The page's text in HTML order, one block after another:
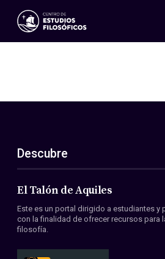
Eventos
ES
EN
Acerca de nosotros
Miembros
Convenios
Descubre
El Talón de Aquiles
Este es un portal dirigido a estudiantes
con la finalidad de ofrecer recursos para
filosofía.